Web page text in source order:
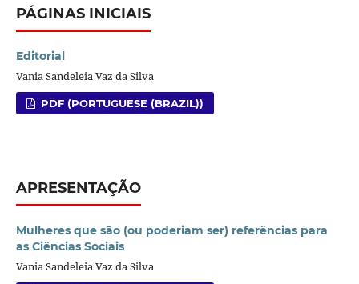
PÁGINAS INICIAIS
Editorial
Vania Sandeleia Vaz da Silva
PDF (PORTUGUESE (BRAZIL))
APRESENTAÇÃO
Mulheres que são (ou poderiam ser) referências para
as Ciências Sociais
Vania Sandeleia Vaz da Silva